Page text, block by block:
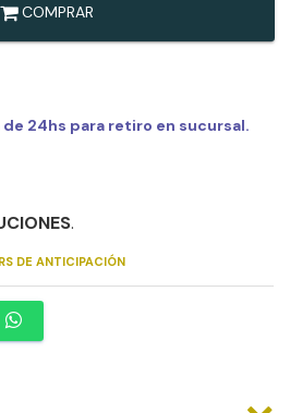
COMPRAR
24hs para retiro en sucursal.
.
DE ANTICIPACIÓN